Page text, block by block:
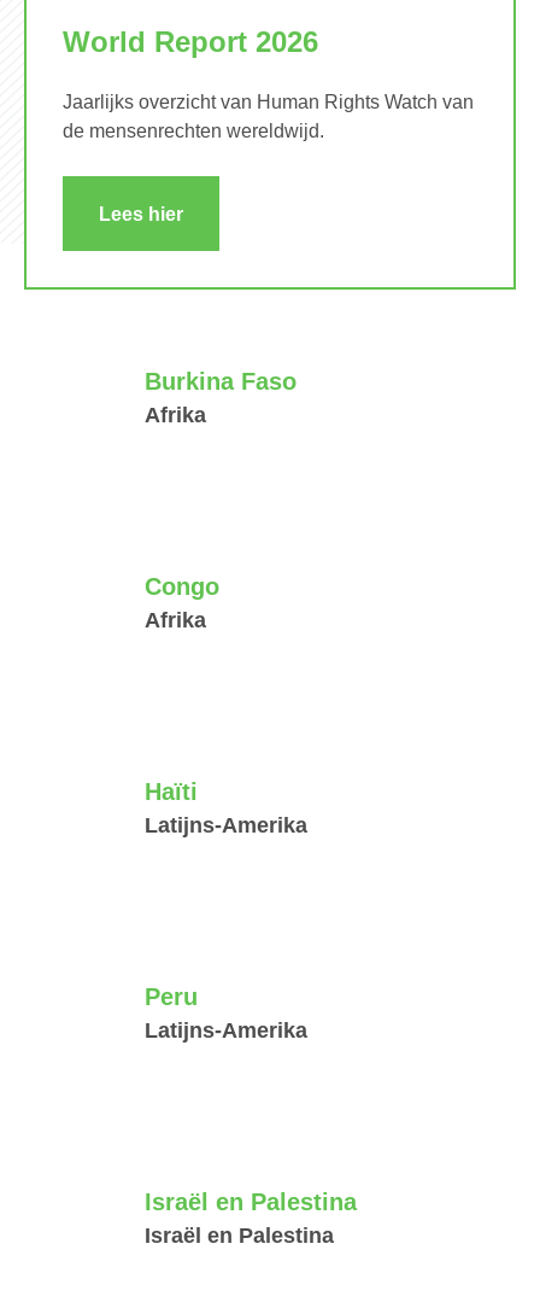
World Report 2026
Jaarlijks overzicht van Human Rights Watch van
de mensenrechten wereldwijd.
Lees hier
Burkina Faso
Afrika
Congo
Afrika
Haïti
Latijns-Amerika
Peru
Latijns-Amerika
Israël en Palestina
Israël en Palestina